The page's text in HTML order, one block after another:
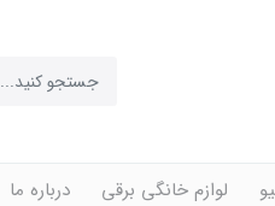
لوازم خانگی برقی درباره ما